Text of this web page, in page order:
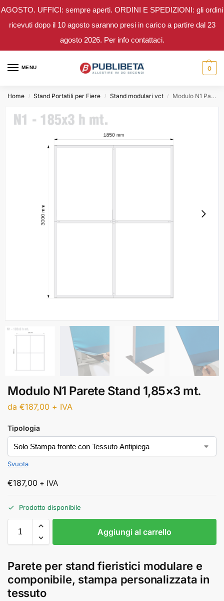
AGOSTO. UFFICI: sempre aperti. ORDINI E SPEDIZIONI: gli ordini
ricevuti dopo il 10 agosto saranno presi in carico a partire dal 23
agosto 2026. Per info contattaci.
MENU 0
Home / Stand Portatili per Fiere / Stand modulari vct / Modulo N1 Parete Stand 1,85×3 mt.
Modulo N1 Parete Stand 1,85×3 mt.
da €187,00 + IVA
Tipologia
Svuota
€187,00 + IVA
Prodotto disponibile
Aggiungi al carrello
Parete per stand fieristici modulare e
componibile, stampa personalizzata in
tessuto